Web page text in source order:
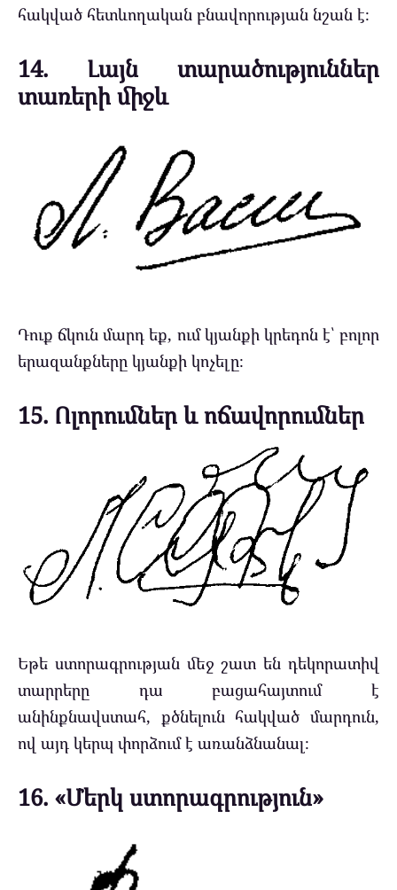
հակված հետևողական բնավորության նշան է։
14. Լայն տարածություններ
տառերի միջև
Դուք ճկուն մարդ եք, ում կյանքի կրեդոն է՝ բոլոր
երազանքները կյանքի կոչելը։
15. Ոլորումներ և ոճավորումներ
Եթե ստորագրության մեջ շատ են դեկորատիվ
տարրերը դա բացահայտում է
անինքնավստահ, քծնելուն հակված մարդուն,
ով այդ կերպ փորձում է առանձնանալ։
16. «Մերկ ստորագրություն»